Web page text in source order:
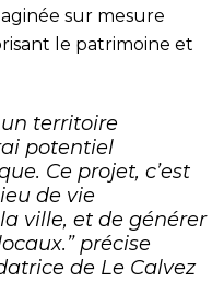
sur mesure
le patrimoine et
territoire
potentiel
Ce projet, c’est
de vie
ville, et de générer
précise
de Le Calvez